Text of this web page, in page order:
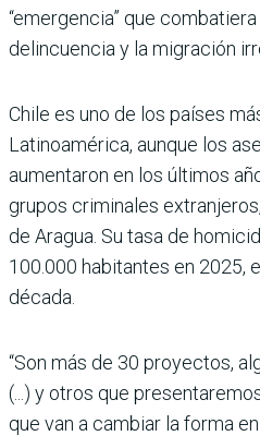
“emergencia” que
delincuencia y la migración
Chile es uno de los países
Latinoamérica, aunque los
aumentaron en los últimos
grupos criminales
de Aragua. Su tasa de
100.000 habitantes en 2025,
década.
“Son más de 30 proyectos,
(...) y otros que
que van a cambiar la forma